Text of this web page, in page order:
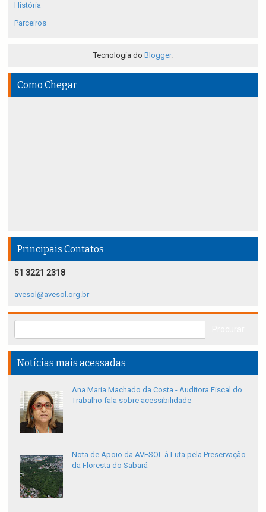
História
Parceiros
Tecnologia do Blogger.
Como Chegar
Principais Contatos
51 3221 2318
avesol@avesol.org.br
Notícias mais acessadas
Ana Maria Machado da Costa - Auditora Fiscal do
Trabalho fala sobre acessibilidade
Nota de Apoio da AVESOL à Luta pela Preservação
da Floresta do Sabará